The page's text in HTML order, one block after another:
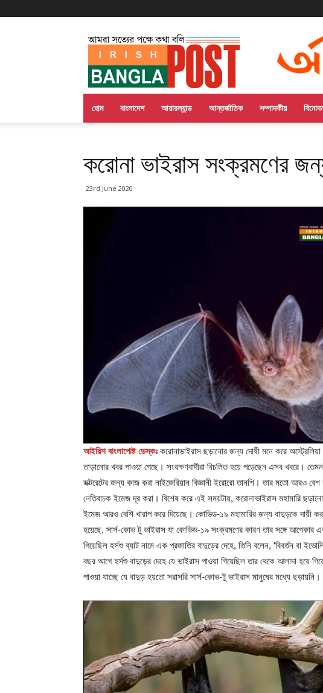
Irish
Bangla
Post
হোম বাংলাদেশ আয়ারল্যান্ড আন্তর্জাতিক সম্পাদকীয়
করোনা ভাইরাস সংক্রমণের
23rd June 2020
আইরিশ বাংলাপোষ্ট ডেস্কঃ করোনাভাইরাস ছড়ানোর জন্য দোষী মনে করে অস্ট্রেলিয়া
তাড়ানোর খবর পাওয়া গেছে। সংরক্ষণবাদীরা বিচলিত হয়ে পড়েছেন এসব খবরে।
ডক্টরেটের জন্য কাজ করা নাইজেরিয়ান বিজ্ঞানী ইরোরো তানশি। তার মতো আরও
নেতিবাচক ইমেজ দূর করা। বিশেষ করে এই সময়টায়, করোনাভাইরাস মহামারি
ইমেজ আরও বেশি খারাপ করে দিয়েছে। কোভিড-১৯ মহামারির জন্য বাদুড়কে দায়ী
হয়েছে, সার্স-কোভ টু ভাইরাস যা কোভিড-১৯ সংক্রমণের কারণ তার সঙ্গে আগেকার
গিয়েছিল হর্সশু ব্যাট নামে এক প্রজাতির বাদুড়ের দেহে, তিনি বলেন, ‘বিবর্তন বা
বছর আগে হর্সশু বাদুড়ের দেহে যে ভাইরাস পাওয়া গিয়েছিল তার থেকে আলাদা হয়ে
পাওয়া যাচ্ছে যে বাদুড় হয়তো সরাসরি সার্স-কোভ-টু ভাইরাস মানুষের মধ্যে ছড়ায়নি।